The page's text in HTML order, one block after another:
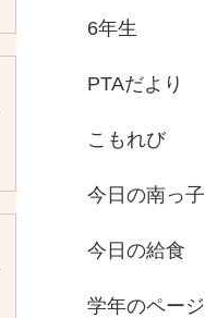
6年生
PTAだより
こもれび
今日の南っ子
今日の給食
学年のページ